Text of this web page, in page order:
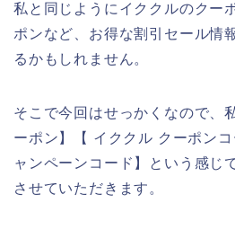
私と同じようにイククルのクー
ポンなど、お得な割引セール情
るかもしれません。
そこで今回はせっかくなので、
ーポン】【 イククル クーポン
ャンペーンコード】という感じ
させていただきます。